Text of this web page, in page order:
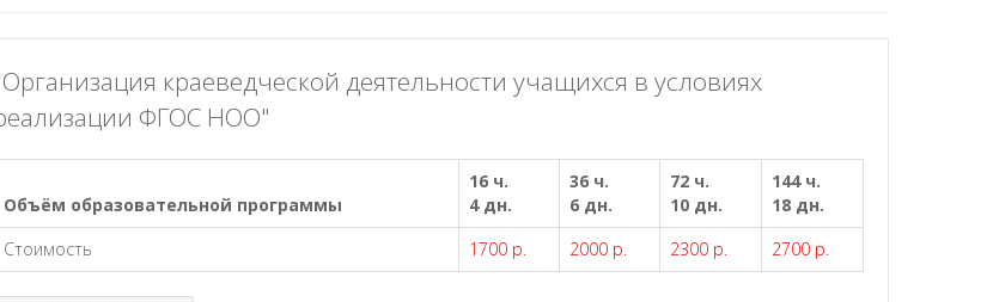
краеведческой деятельности учащихся в условиях
ФГОС НОО"
Объём образовательной программы
16 ч.
4 дн.
36 ч.
6 дн.
72 ч.
10 дн.
144 ч.
18 дн.
Стоимость
1700 р. 2000 р. 2300 р. 2700 р.